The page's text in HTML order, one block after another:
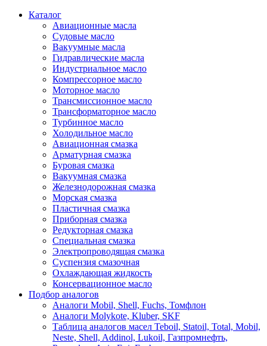
Каталог
Авиационные масла
Судовые масло
Вакуумные масла
Гидравлические масла
Индустриальное масло
Компрессорное масло
Моторное масло
Трансмиссионное масло
Трансформаторное масло
Турбинное масло
Холодильное масло
Авиационная смазка
Арматурная смазка
Буровая смазка
Вакуумная смазка
Железнодорожная смазка
Морская смазка
Пластичная смазка
Приборная смазка
Редукторная смазка
Специальная смазка
Электропроводящая смазка
Суспензия смазочная
Охлаждающая жидкость
Консервационное масло
Подбор аналогов
Аналоги Mobil, Shell, Fuchs, Томфлон
Аналоги Molykote, Kluber, SKF
Таблица аналогов масел Teboil, Statoil, Total, Mobil,
Neste, Shell, Addinol, Lukoil, Газпромнефть,